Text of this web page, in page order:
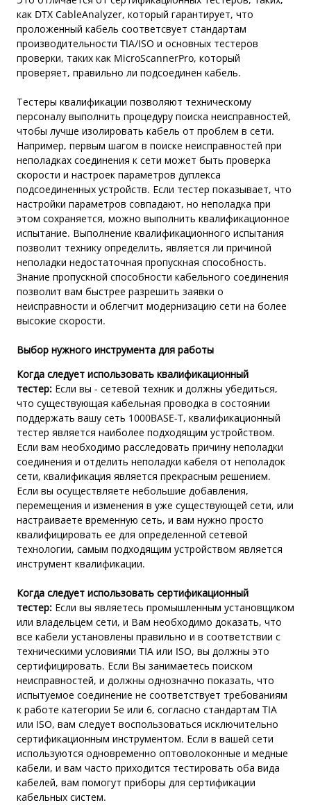
как DTX CableAnalyzer, который гарантирует, что
проложенный кабель соответсвует стандартам
производительности TIA/ISO и основных тестеров
проверки, таких как MicroScannerPro, который
проверяет, правильно ли подсоединен кабель.
Тестеры квалификации позволяют техническому
персоналу выполнить процедуру поиска неисправностей,
чтобы лучше изолировать кабель от проблем в сети.
Например, первым шагом в поиске неисправностей при
неполадках соединения к сети может быть проверка
скорости и настроек параметров дуплекса
подсоединенных устройств. Если тестер показывает, что
настройки параметров совпадают, но неполадка при
этом сохраняется, можно выполнить квалификационное
испытание. Выполнение квалификационного испытания
позволит технику определить, является ли причиной
неполадки недостаточная пропускная способность.
Знание пропускной способности кабельного соединения
позволит вам быстрее разрешить заявки о
неисправности и облегчит модернизацию сети на более
высокие скорости.
Выбор нужного инструмента для работы
Когда следует использовать квалификационный
тестер: Если вы - сетевой техник и должны убедиться,
что существующая кабельная проводка в состоянии
поддержать вашу сеть 1000BASE-T, квалификационный
тестер является наиболее подходящим устройством.
Если вам необходимо расследовать причину неполадки
соединения и отделить неполадки кабеля от неполадок
сети, квалификация является прекрасным решением.
Если вы осуществляете небольшие добавления,
перемещения и изменения в уже существующей сети, или
настраиваете временную сеть, и вам нужно просто
квалифицировать ее для определенной сетевой
технологии, самым подходящим устройством является
инструмент квалификации.
Когда следует использовать сертификационный
тестер: Если вы являетесь промышленным установщиком
или владельцем сети, и Вам необходимо доказать, что
все кабели установлены правильно и в соответствии с
техническими условиями TIA или ISO, вы должны это
сертифицировать. Если Вы занимаетесь поиском
неисправностей, и должны однозначно показать, что
испытуемое соединение не соответствует требованиям
к работе категории 5e или 6, согласно стандартам TIA
или ISO, вам следует воспользоваться исключительно
сертификационным инструментом. Если в вашей сети
используются одновременно оптоволоконные и медные
кабели, и вам часто приходится тестировать оба вида
кабелей, вам помогут приборы для сертификации
кабельных систем.